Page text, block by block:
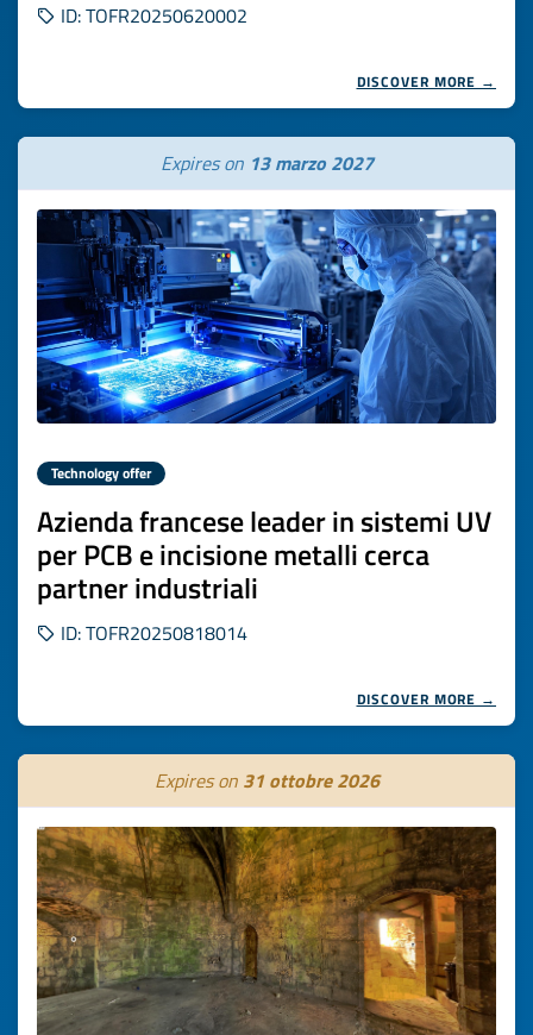
ID: TOFR20250620002
DISCOVER MORE →
Expires on 13 marzo 2027
Technology offer
Azienda francese leader in sistemi UV
per PCB e incisione metalli cerca
partner industriali
ID: TOFR20250818014
DISCOVER MORE →
Expires on 31 ottobre 2026